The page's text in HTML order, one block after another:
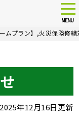
MENU
ムプラン】,火災保険修繕
2025年12月16日更新